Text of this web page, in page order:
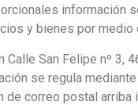
y bienes por
San Felipe nº 3,
se regula
correo postal